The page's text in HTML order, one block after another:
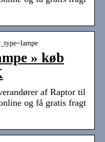
» køb
af Raptor til
og få gratis fragt